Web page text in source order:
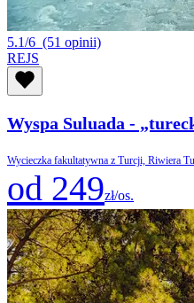
5.1/6 (51 opinii)
REJS
Wyspa Suluada -
Wycieczka fakultatywna z Turcji, Riwiera
od 249zł/os.